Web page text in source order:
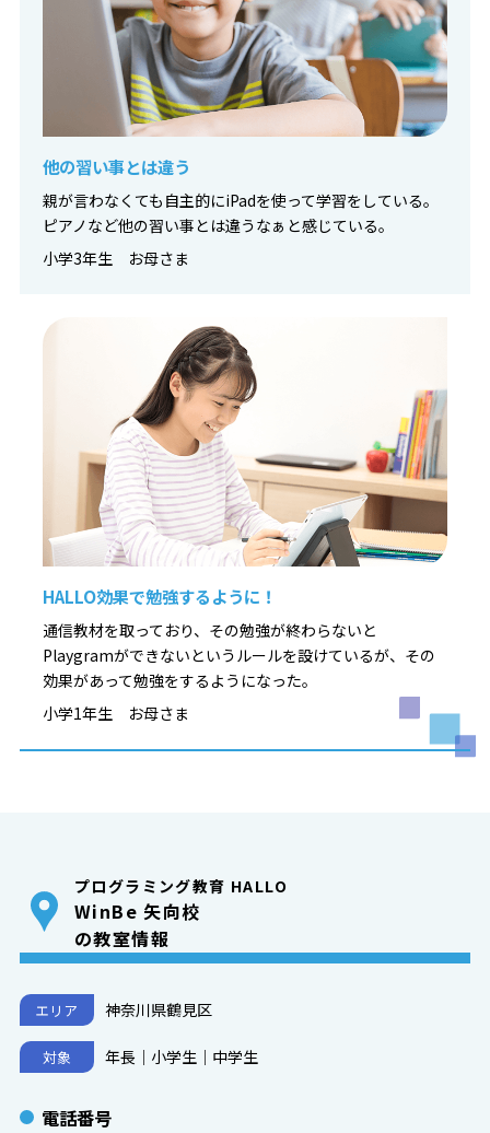
他の習い事とは違う
親が言わなくても自主的にiPadを使って学習をしている。
ピアノなど他の習い事とは違うなぁと感じている。
小学3年生 お母さま
HALLO効果で勉強するように！
通信教材を取っており、その勉強が終わらないと
Playgramができないというルールを設けているが、その
効果があって勉強をするようになった。
小学1年生 お母さま
プログラミング教育 HALLO
WinBe 矢向校
の教室情報
エリア 神奈川県鶴見区
対象 年長｜小学生｜中学生
電話番号